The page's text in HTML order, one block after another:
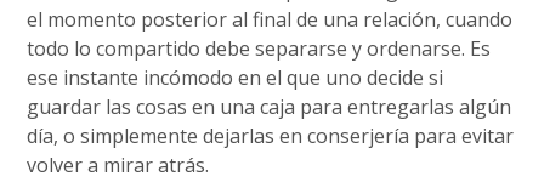
el momento posterior al final de una relación, cuando
todo lo compartido debe separarse y ordenarse. Es
ese instante incómodo en el que uno decide si
guardar las cosas en una caja para entregarlas algún
día, o simplemente dejarlas en conserjería para evitar
volver a mirar atrás.